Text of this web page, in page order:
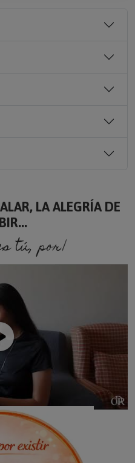
LA ALEGRÍA DE
porque so